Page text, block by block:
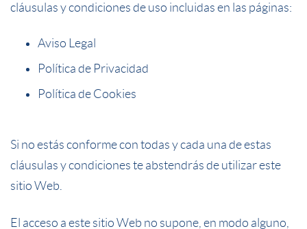
cláusulas y condiciones de uso incluidas en las páginas:
Aviso Legal
Política de Privacidad
Política de Cookies
Si no estás conforme con todas y cada una de estas
cláusulas y condiciones te abstendrás de utilizar este
sitio Web.
El acceso a este sitio Web no supone, en modo alguno,